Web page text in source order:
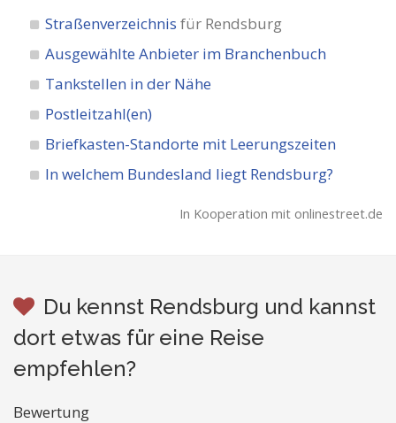
Straßenverzeichnis für Rendsburg
Ausgewählte Anbieter im Branchenbuch
Tankstellen in der Nähe
Postleitzahl(en)
Briefkasten-Standorte mit Leerungszeiten
In welchem Bundesland liegt Rendsburg?
In Kooperation mit onlinestreet.de
Du kennst Rendsburg und kannst
dort etwas für eine Reise
empfehlen?
Bewertung